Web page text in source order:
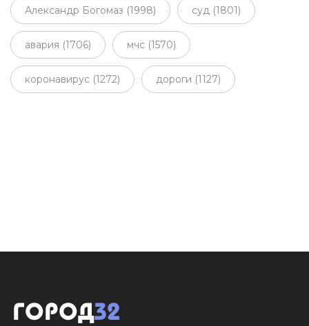
Александр Богомаз (1998) суд (1801)
авария (1706) мчс (1570)
коронавирус (1272) дороги (1127)